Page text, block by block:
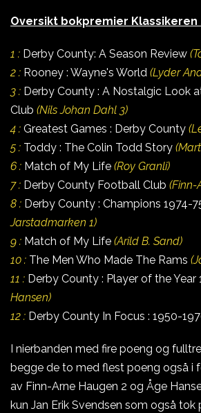
Oversikt bokpremier Klassikeren
1 : Derby County: A Season Review
2 : Rooney : Wayne's World (Lyder
3 : Derby County : A Nostalgic Look
Club (Nils Johan Dahl 3)
4 : Greatest Games : Derby County
5 : Toddy : The Colin Todd Story
6 : Match of My Life (Roy Granli)
7 : Derby County Football Club (Finn-
8 : Derby County : Champions 1974-
Jarstadmarken 1)
9 : Match of My Life (Arild B. Sand)
10 : The Men Who Made The Rams
11 : Derby County : Player of the
Hansen)
12 : Derby County In Focus : 1950-
I nierbanden med fire poeng og
begge de to med flest poeng også i
av Finn-Arne Haugen 2 og Åge
kun Jan Erik Svendsen som også tok